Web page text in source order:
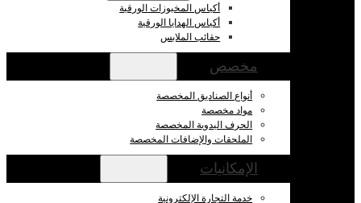
أكياس المخبوزات الورقية
أكياس الهدايا الورقية
حقائب الملابس
مخصص
أنواع الصناديق المخصصة
مواد مخصصة
الحرف اليدوية المخصصة
الملحقات والإضافات المخصصة
الإمكانيات
خدمة التجارة الإلكترونية